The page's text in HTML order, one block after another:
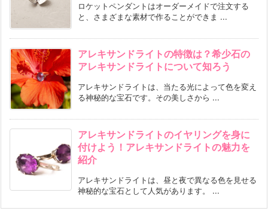
ロケットペンダントはオーダーメイドで注文する
と、さまざまな素材で作ることができま ...
アレキサンドライトの特徴は？希少石の
アレキサンドライトについて知ろう
アレキサンドライトは、当たる光によって色を変え
る神秘的な宝石です。その美しさから ...
アレキサンドライトのイヤリングを身に
付けよう！アレキサンドライトの魅力を
紹介
アレキサンドライトは、昼と夜で異なる色を見せる
神秘的な宝石として人気があります。 ...